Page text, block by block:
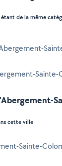
de la même
Sainte-
cette ville
Sainte-